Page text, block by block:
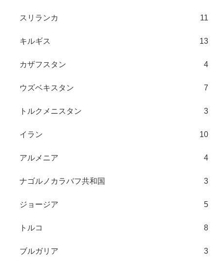
スリランカ 11
キルギス 13
カザフスタン 4
ウズベキスタン 7
トルクメニスタン 3
イラン 10
アルメニア 4
ナゴルノカラバフ共和国 3
ジョージア 5
トルコ 8
ブルガリア 3